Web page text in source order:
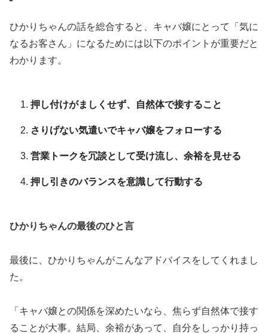
ひかりちゃんの話を総合すると、キャバ嬢にとって「気に
なるお客さん」になるためには以下のポイントが重要だと
わかります。
押し付けがましくせず、自然体で接すること
さりげない気遣いでキャバ嬢をフォローする
営業トークを冗談として受け流し、余裕を見せる
押し引きのバランスを意識して行動する
ひかりちゃんの最後のひと言
最後に、ひかりちゃんがこんなアドバイスをしてくれまし
た。
「キャバ嬢との関係を深めたいなら、焦らず自然体で接す
ることが大事。結局、余裕があって、自分をしっかり持っ